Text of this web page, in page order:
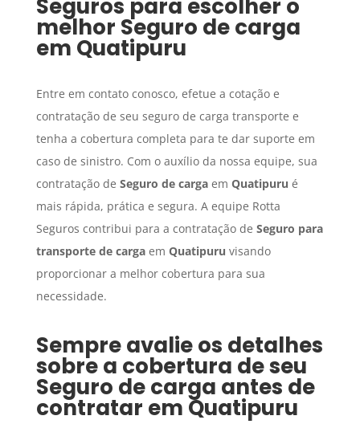
Seguros para escolher o
melhor Seguro de carga
em Quatipuru
Entre em contato conosco, efetue a cotação e
contratação de seu seguro de carga transporte e
tenha a cobertura completa para te dar suporte em
caso de sinistro. Com o auxílio da nossa equipe, sua
contratação de Seguro de cargaem Quatipuru é
mais rápida, prática e segura. A equipe Rotta
Seguros contribui para a contratação de Seguro para
transporte de cargaem Quatipuru visando
proporcionar a melhor cobertura para sua
necessidade.
Sempre avalie os detalhes
sobre a cobertura de seu
Seguro de carga antes de
contratar em Quatipuru